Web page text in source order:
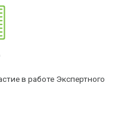
в работе Экспертного